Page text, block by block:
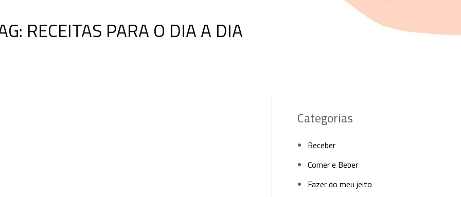
RECEITAS PARA O DIA A DIA
Categorias
Receber
Comer e Beber
Fazer do meu jeito